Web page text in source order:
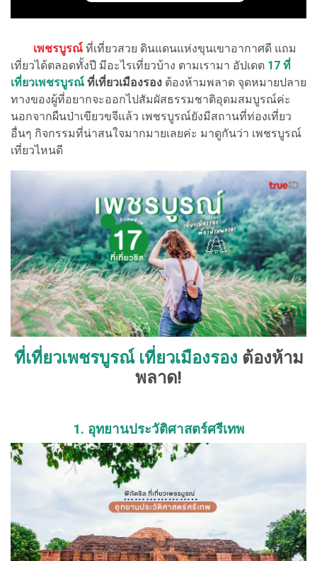
เพชรบูรณ์ ที่เที่ยวสวย ดินแดนแห่งขุนเขาอากาศดี แถม
เที่ยวได้ตลอดทั้งปี มีอะไรเที่ยวบ้าง ตามเรามา อัปเดต 17 ที่
เที่ยวเพชรบูรณ์ ที่เที่ยวเมืองรอง ต้องห้ามพลาด จุดหมายปลาย
ทางของผู้ที่อยากจะออกไปสัมผัสธรรมชาติอุดมสมบูรณ์ค่ะ
นอกจากผืนป่าเขียวขจีแล้ว เพชรบูรณ์ยังมีสถานที่ท่องเที่ยว
อื่นๆ กิจกรรมที่น่าสนใจมากมายเลยค่ะ มาดูกันว่า เพชรบูรณ์
เที่ยวไหนดี
ที่เที่ยวเพชรบูรณ์ เที่ยวเมืองรอง ต้องห้าม
พลาด!
1. อุทยานประวัติศาสตร์ศรีเทพ